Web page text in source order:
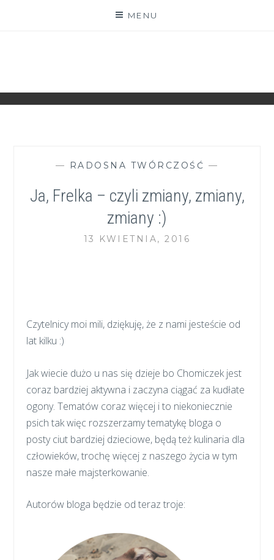
MENU
— RADOSNA TWÓRCZOŚĆ —
Ja, Frelka – czyli zmiany, zmiany,
zmiany :)
13 KWIETNIA, 2016
Czytelnicy moi mili, dziękuję, że z nami jesteście od
lat kilku :)
Jak wiecie dużo u nas się dzieje bo Chomiczek jest
coraz bardziej aktywna i zaczyna ciągać za kudłate
ogony. Tematów coraz więcej i to niekoniecznie
psich tak więc rozszerzamy tematykę bloga o
posty ciut bardziej dzieciowe, będą też kulinaria dla
człowieków, trochę więcej z naszego życia w tym
nasze małe majsterkowanie.
Autorów bloga będzie od teraz troje: